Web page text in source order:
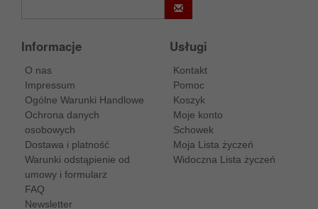
Informacje
O nas
Impressum
Ogólne Warunki Handlowe
Ochrona danych
osobowych
Dostawa i platność
Warunki odstąpienie od
umowy i formularz
FAQ
Newsletter
Usługi
Kontakt
Pomoc
Koszyk
Moje konto
Schowek
Moja Lista życzeń
Widoczna Lista życzeń